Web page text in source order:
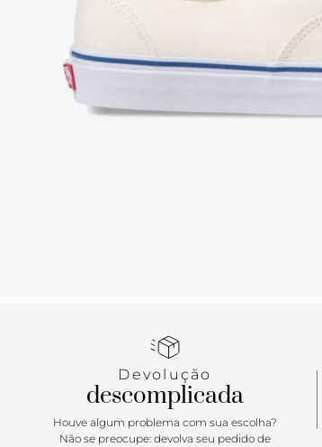
Devolução
descomplicada
Houve algum problema com sua escolha?
Não se preocupe: devolva seu pedido de